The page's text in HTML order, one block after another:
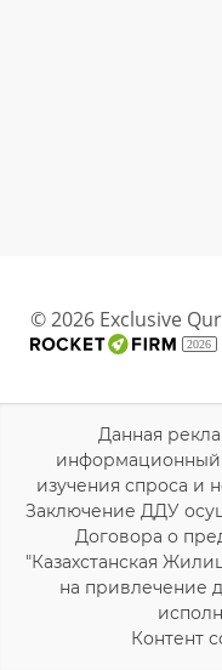
© 2026 Exclusive
2026
Данная
информационный
изучения спроса и
Заключение ДДУ
Договора о
"Казахстанская
на привлечение
Контент